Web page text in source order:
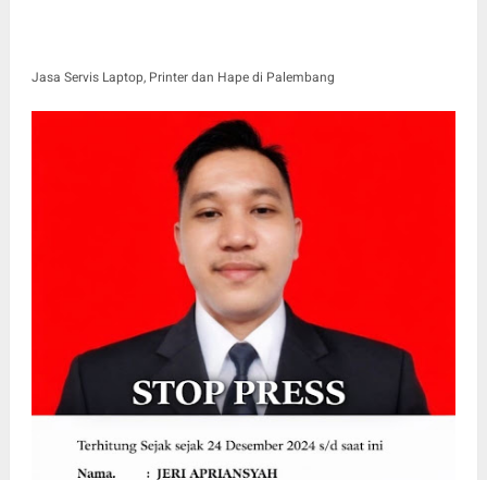
Jasa Servis Laptop, Printer dan Hape di Palembang